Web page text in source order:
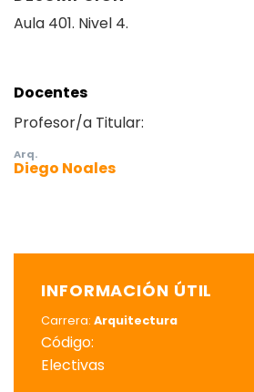
Aula 401. Nivel 4.
Docentes
Profesor/a Titular:
Arq.
Diego Noales
INFORMACIÓN ÚTIL
Carrera: Arquitectura
Código:
Electivas